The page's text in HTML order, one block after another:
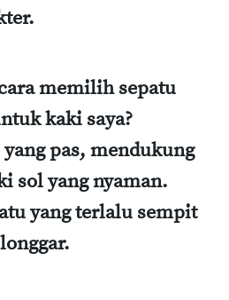
memilih sepatu
kaki saya?
pas, mendukung
sol yang nyaman.
yang terlalu sempit